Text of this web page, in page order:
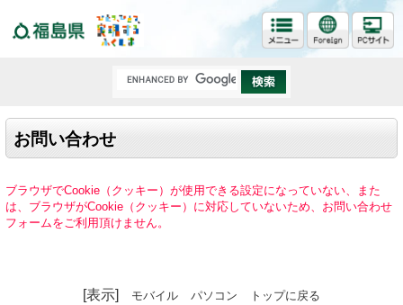
お問い合わせ
ブラウザでCookie（クッキー）が使用できる設定になっていない、また
は、ブラウザがCookie（クッキー）に対応していないため、お問い合わせ
フォームをご利用頂けません。
[表示] モバイル パソコン トップに戻る